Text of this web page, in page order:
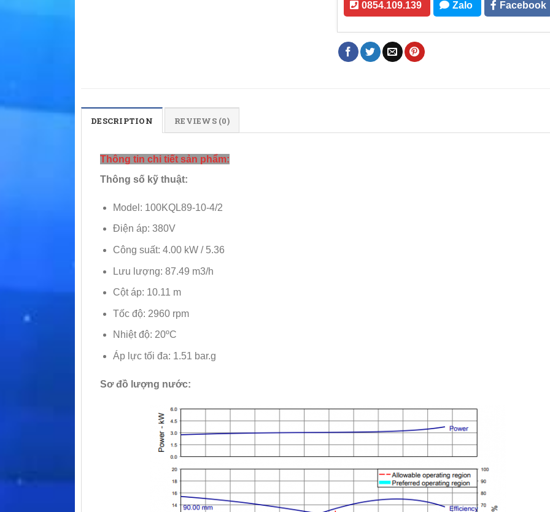
0854.109.139 Zalo Facebook
DESCRIPTION REVIEWS (0)
Thông tin chi tiết sản phẩm:
Thông số kỹ thuật:
Model: 100KQL89-10-4/2
Điện áp: 380V
Công suất: 4.00 kW / 5.36
Lưu lượng: 87.49 m3/h
Cột áp: 10.11 m
Tốc độ: 2960 rpm
Nhiệt độ: 20ºC
Áp lực tối đa: 1.51 bar.g
Sơ đồ lượng nước: